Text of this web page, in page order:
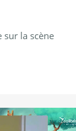
la scène